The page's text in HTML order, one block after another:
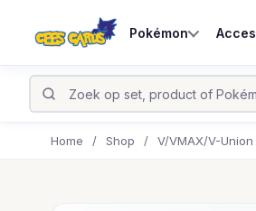
Pokémon
Home / Shop / V/VMAX/V-Union